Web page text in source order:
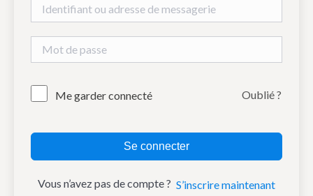
Me garder connecté Oublié ?
Se connecter
Vous n’avez pas de compte ? S’inscrire maintenant